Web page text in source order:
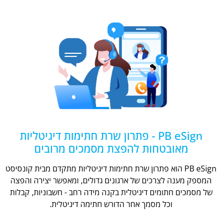
PB eSign - פתרון שרת חתימות דיגיטליות
מאובטחות להפצת מסמכים מרובים
PB eSign הוא פתרון שרת חתימות דיגיטליות מתקדם מבית קונסיסט
המספק מענה לצרכים של ארגונים גדולים, ומאפשר יצירה והפצה
של מסמכים חתומים דיגיטלית בקנה מידה רחב - חשבוניות, קבלות
וכל מסמך אחר הדורש חתימה דיגיטלית.